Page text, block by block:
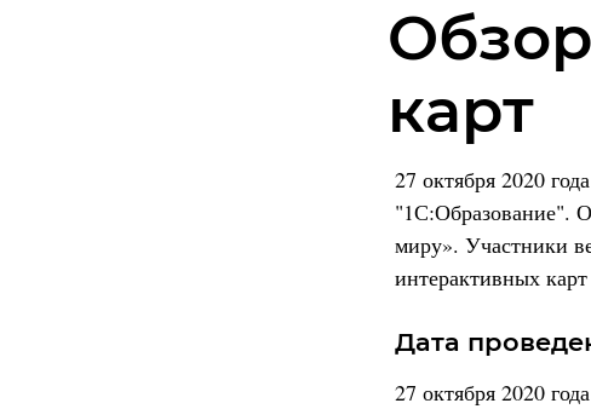
карт
27 октября 2020
"1С:Образование".
миру». Участники
интерактивных
Дата
27 октября 2020